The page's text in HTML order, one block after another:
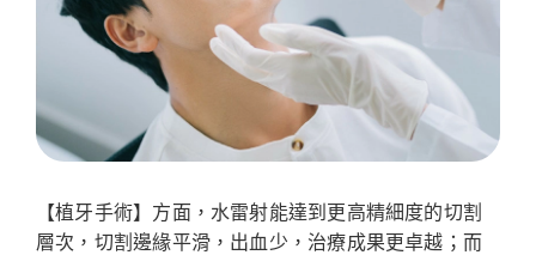
【植牙手術】方面，水雷射能達到更高精細度的切割
層次，切割邊緣平滑，出血少，治療成果更卓越；而